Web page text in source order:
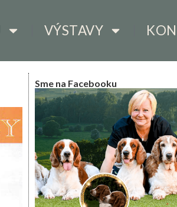
VÝSTAVY
Sme na Facebooku